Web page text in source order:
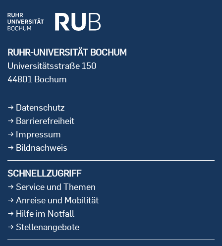
RUHR-UNIVERSITÄT BOCHUM
Universitätsstraße 150
44801 Bochum
Datenschutz
Barrierefreiheit
Impressum
Bildnachweis
SCHNELLZUGRIFF
Service und Themen
Anreise und Mobilität
Hilfe im Notfall
Stellenangebote